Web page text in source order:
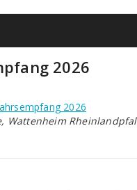
2026
2026
Wattenheim